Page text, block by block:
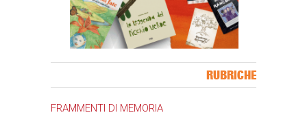
RUBRICHE
FRAMMENTI DI MEMORIA